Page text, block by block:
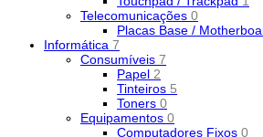
Telecomunicações 0
Placas Base /
Informática 7
Consumíveis 7
Papel 2
Tinteiros 5
Toners 0
Equipamentos 0
Computadores Fixos 0